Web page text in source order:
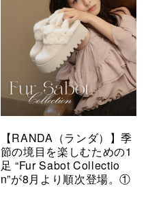
【RANDA（ランダ）】季
節の境目を楽しむための1
足 “Fur Sabot Collectio
n”が8月より順次登場。①